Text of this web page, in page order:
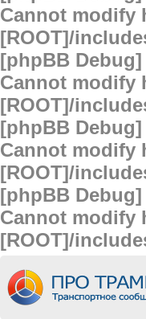
Cannot modify
[ROOT]/
[phpBB Debug]
Cannot modify
[ROOT]/
[phpBB Debug]
Cannot modify
[ROOT]/
[phpBB Debug]
Cannot modify
[ROOT]/